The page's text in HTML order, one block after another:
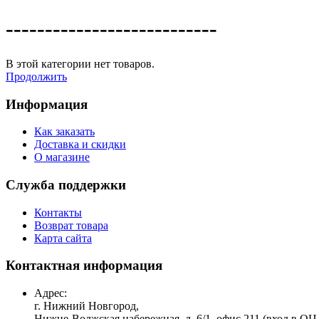
---------------------------
В этой категории нет товаров.
Продолжить
Информация
Как заказать
Доставка и скидки
О магазине
Служба поддержки
Контакты
Возврат товара
Карта сайта
Контактная информация
Адрес:
г. Нижний Новгород,